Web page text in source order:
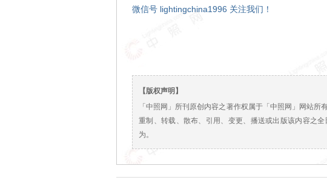
微信号 lightingchina1996 关注我们！
【版权声明】
「中照网」所刊原创内容之著作权属于「中照网」网站
重制、转载、散布、引用、变更、播送或出版该内容之
为。